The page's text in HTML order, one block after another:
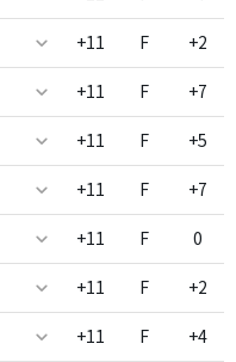
+11 F +2
+11 F +7
+11 F +5
+11 F +7
+11 F 0
+11 F +2
+11 F +4